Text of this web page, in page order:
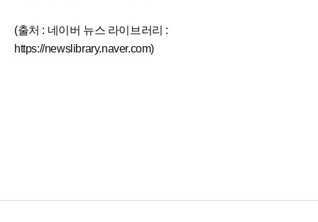
(출처 : 네이버 뉴스 라이브러리 :
https://newslibrary.naver.com)